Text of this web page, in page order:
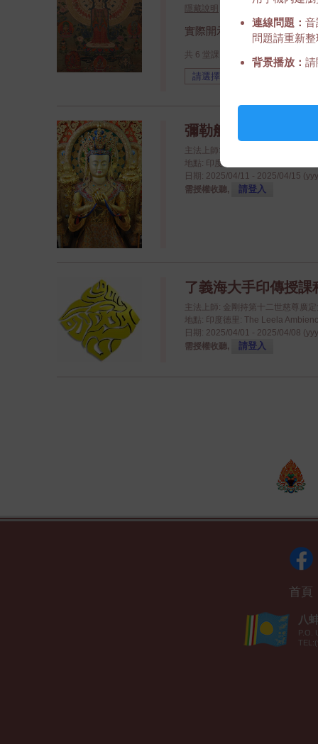
隱藏說明
實際開示日期可能不準確。
共 6 堂課，不一定每一堂都有錄音
彌勒般若波羅密多
主法上師: 金剛持第十二世慈尊廣
地點: 印度德里: The Leela
日期: 2025/04/11 - 2025/04/15
需授權收聽,
請登入
了義海大手印傳授
主法上師: 金剛持第十二世慈尊廣
地點: 印度德里: The Leela
日期: 2025/04/01 - 2025/04/08
需授權收聽,
請登入
首頁
八
P.O.
連線問題： 音
問題請重新
背景播放： 請